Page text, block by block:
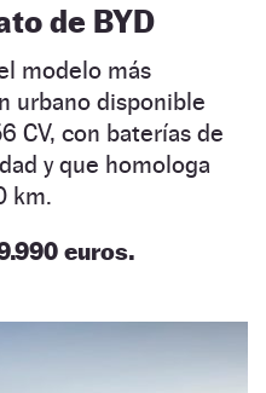
de BYD
modelo más
urbano disponible
CV, con baterías de
y que homologa
km.
euros.